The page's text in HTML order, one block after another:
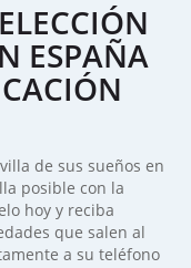
ESPAÑA
de sus sueños en
posible con la
hoy y reciba
que salen al
a su teléfono